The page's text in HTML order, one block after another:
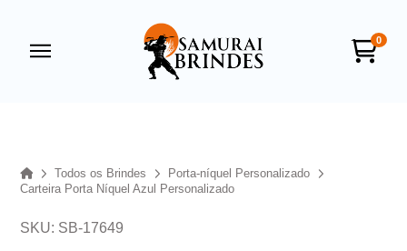
0
HomeTodos os Brindes
Porta-níquel Personalizado
Carteira Porta Níquel Azul Personalizado
SKU: SB-17649